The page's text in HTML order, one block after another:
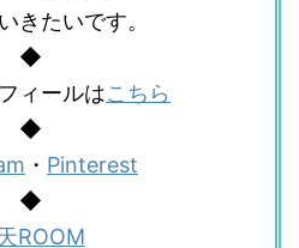
きたいです。
◆
ィールはこちら
◆
・ Pinterest
◆
ROOM